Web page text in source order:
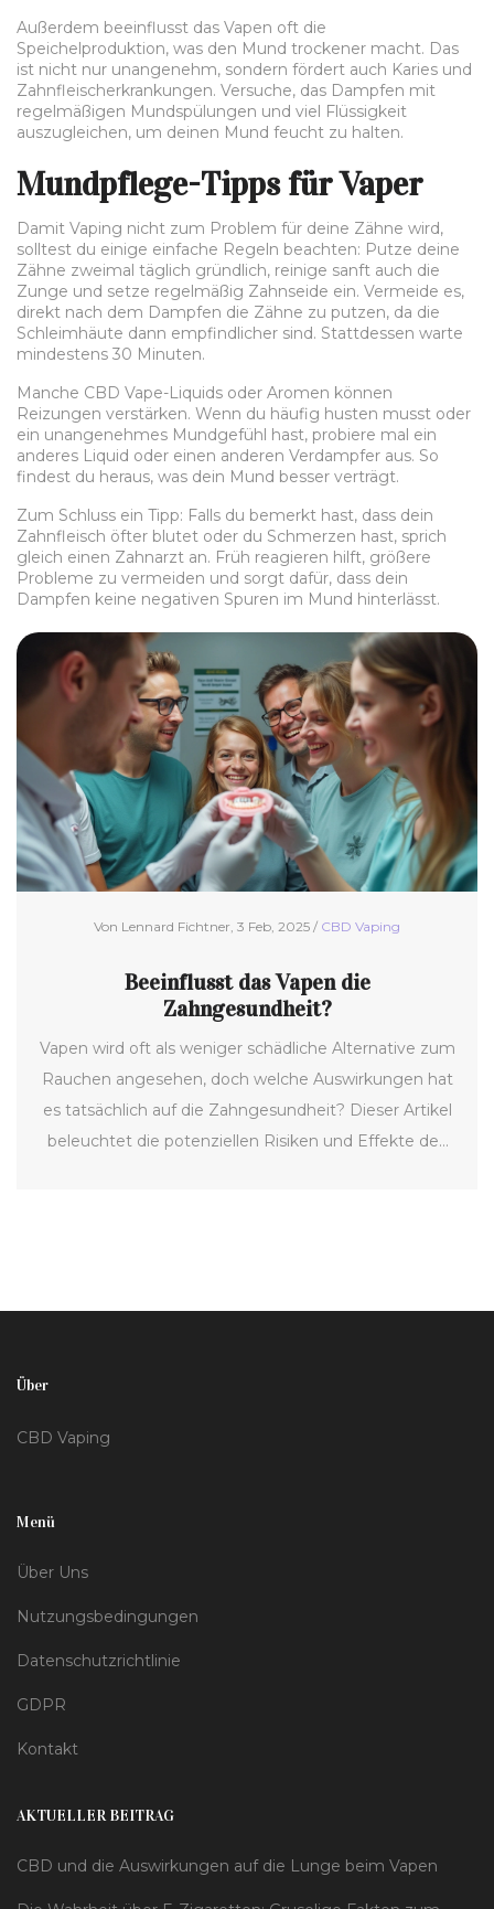
Außerdem beeinflusst das Vapen oft die
Speichelproduktion, was den Mund trockener macht. Das
ist nicht nur unangenehm, sondern fördert auch Karies und
Zahnfleischerkrankungen. Versuche, das Dampfen mit
regelmäßigen Mundspülungen und viel Flüssigkeit
auszugleichen, um deinen Mund feucht zu halten.
Mundpflege-Tipps für Vaper
Damit Vaping nicht zum Problem für deine Zähne wird,
solltest du einige einfache Regeln beachten: Putze deine
Zähne zweimal täglich gründlich, reinige sanft auch die
Zunge und setze regelmäßig Zahnseide ein. Vermeide es,
direkt nach dem Dampfen die Zähne zu putzen, da die
Schleimhäute dann empfindlicher sind. Stattdessen warte
mindestens 30 Minuten.
Manche CBD Vape-Liquids oder Aromen können
Reizungen verstärken. Wenn du häufig husten musst oder
ein unangenehmes Mundgefühl hast, probiere mal ein
anderes Liquid oder einen anderen Verdampfer aus. So
findest du heraus, was dein Mund besser verträgt.
Zum Schluss ein Tipp: Falls du bemerkt hast, dass dein
Zahnfleisch öfter blutet oder du Schmerzen hast, sprich
gleich einen Zahnarzt an. Früh reagieren hilft, größere
Probleme zu vermeiden und sorgt dafür, dass dein
Dampfen keine negativen Spuren im Mund hinterlässt.
Von Lennard Fichtner, 3 Feb, 2025 / CBD Vaping
Beeinflusst das Vapen die
Zahngesundheit?
Vapen wird oft als weniger schädliche Alternative zum
Rauchen angesehen, doch welche Auswirkungen hat
es tatsächlich auf die Zahngesundheit? Dieser Artikel
beleuchtet die potenziellen Risiken und Effekte des
Über
CBD Vaping
Menü
Über Uns
Nutzungsbedingungen
Datenschutzrichtlinie
GDPR
Kontakt
AKTUELLER BEITRAG
CBD und die Auswirkungen auf die Lunge beim Vapen